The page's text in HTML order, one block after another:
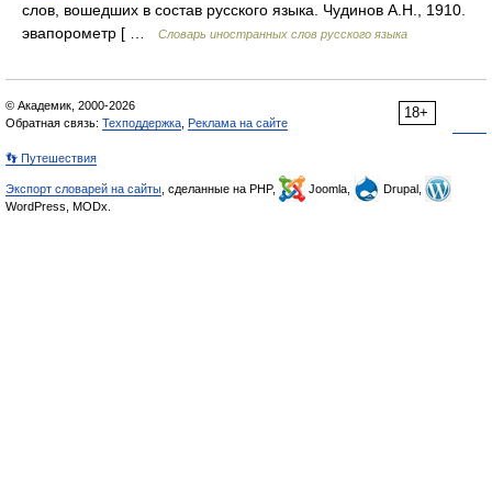
слов, вошедших в состав русского языка. Чудинов А.Н., 1910.
эвапорометр [ …
Словарь иностранных слов русского языка
18+
© Академик, 2000-2026
Обратная связь: Техподдержка Реклама на сайте
👣 Путешествия
Экспорт словарей на сайты , сделанные на PHP, Joomla,
Drupal,
WordPress, MODx.